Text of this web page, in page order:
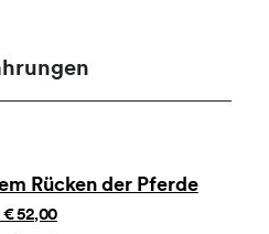
Rücken der Pferde
€ 52,00